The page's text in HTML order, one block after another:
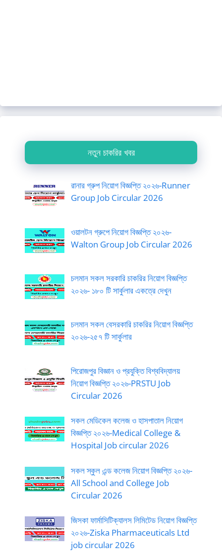
নতুন চাকরির খবর
রানার গ্রুপ নিয়োগ বিজ্ঞপ্তি ২০২৬-Runner
Group Job Circular 2026
ওয়ালটন গ্রুপে নিয়োগ বিজ্ঞপ্তি ২০২৬-
Walton Group Job Circular 2026
চলমান সকল সরকারি চাকরির নিয়োগ বিজ্ঞপ্তি
২০২৬- ১৮০ টি সার্কুলার একত্রে দেখুন
চলমান সকল বেসরকারি চাকরির নিয়োগ বিজ্ঞপ্তি
২০২৬-২৫৭ টি সার্কুলার
পিরোজপুর বিজ্ঞান ও প্রযুক্তি বিশ্ববিদ্যালয়
নিয়োগ বিজ্ঞপ্তি ২০২৬-PRSTU Job
Circular 2026
সকল মেডিকেল কলেজ ও হাসপাতাল নিয়োগ
বিজ্ঞপ্তি ২০২৬-Medical College &
Hospital Job circular 2026
সকল স্কুল এন্ড কলেজ নিয়োগ বিজ্ঞপ্তি ২০২৬-
All School and College Job
Circular 2026
জিসকা ফার্মাসিটিক্যালস লিমিটেড নিয়োগ বিজ্ঞপ্তি
২০২৬-Ziska Pharmaceuticals Ltd
job circular 2026